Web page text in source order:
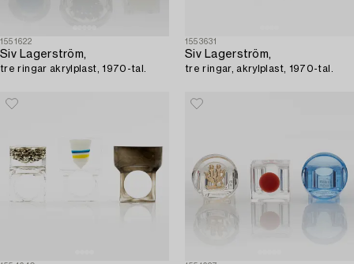
1551622
Siv Lagerström,
tre ringar akrylplast, 1970-tal.
1553631
Siv Lagerström,
tre ringar, akrylplast, 1970-tal.